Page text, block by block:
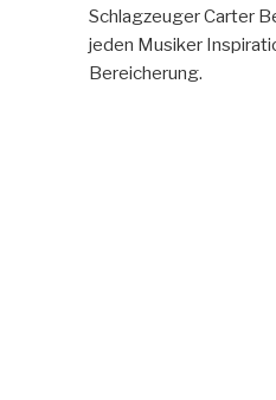
Schlagzeuger Carter
jeden Musiker
Bereicherung.